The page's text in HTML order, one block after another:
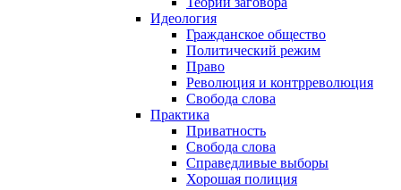
Идеология
Гражданское общество
Политический режим
Право
Революция и контрреволюция
Свобода слова
Практика
Приватность
Свобода слова
Справедливые выборы
Хорошая полиция